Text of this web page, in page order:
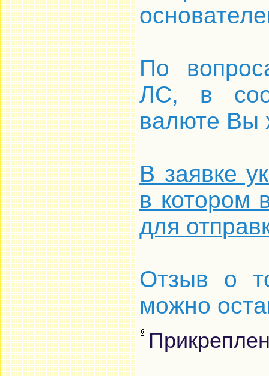
По
ЛС, в
валюте Вы
В заявке
в котором
для
Отзыв о
можно